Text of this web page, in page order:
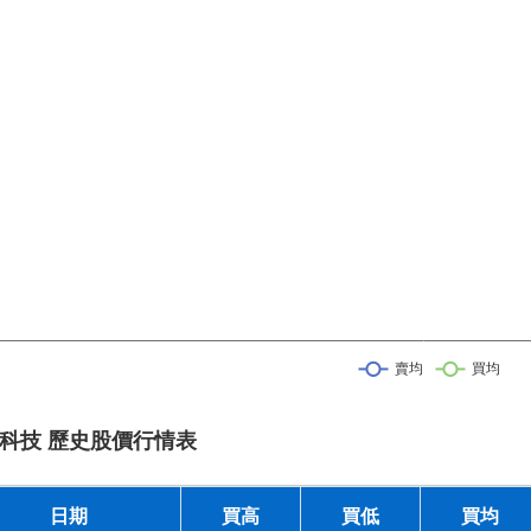
技 歷史股價行情表
日期 買高 買低 買均